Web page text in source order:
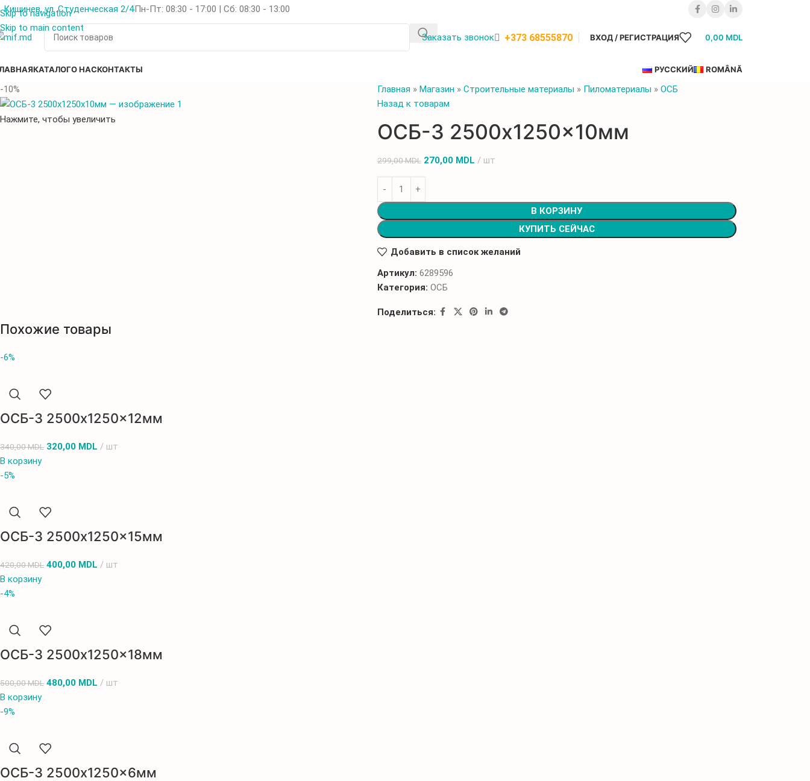
Skip to navigation
Skip to main content
Кишинев, ул. Студенческая 2/4Пн-Пт: 08:30 - 17:00 | Сб: 08:30 - 13:00
Заказать звонок +373 68555870 ВХОД / РЕГИСТРАЦИЯ 0,00 MDL
КАТАЛОГО НАСКОНТАКТЫ РУССКИЙ ROMÂNĂ
-10%
Нажмите, чтобы увеличить
Главная » Магазин » Строительные материалы » Пиломатериалы » ОСБ
Назад к товарам
ОСБ-3 2500x1250x10мм
299,00MDL 270,00 MDL шт
В КОРЗИНУ
КУПИТЬ СЕЙЧАС
Добавить в список желаний
Артикул: 6289596
Категория: ОСБ
Поделиться:
Похожие товары
-6%
ОСБ-3 2500x1250x12мм
340,00MDL 320,00 MDL
шт
В корзину
-5%
ОСБ-3 2500x1250x15мм
420,00MDL 400,00 MDL
шт
В корзину
-4%
ОСБ-3 2500x1250x18мм
500,00MDL 480,00 MDL
шт
В корзину
-9%
ОСБ-3 2500x1250x6мм